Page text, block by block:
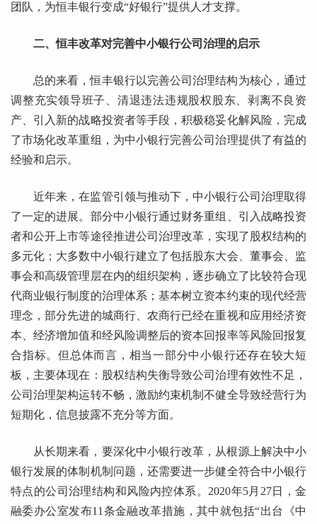
团队，为恒丰银行变成“好银行”提供人才支撑。
二、恒丰改革对完善中小银行公司治理的启示
总的来看，恒丰银行以完善公司治理结构为核心，通过
调整充实领导班子、清退违法违规股权股东、剥离不良资
产、引入新的战略投资者等手段，积极稳妥化解风险，完成
了市场化改革重组，为中小银行完善公司治理提供了有益的
经验和启示。
近年来，在监管引领与推动下，中小银行公司治理取得
了一定的进展。部分中小银行通过财务重组、引入战略投资
者和公开上市等途径推进公司治理改革，实现了股权结构的
多元化；大多数中小银行建立了包括股东大会、董事会、监
事会和高级管理层在内的组织架构，逐步确立了比较符合现
代商业银行制度的治理体系；基本树立资本约束的现代经营
理念，部分先进的城商行、农商行已经在重视和应用经济资
本、经济增加值和经风险调整后的资本回报率等风险回报复
合指标。但总体而言，相当一部分中小银行还存在较大短
板，主要体现在：股权结构失衡导致公司治理有效性不足，
公司治理架构运转不畅，激励约束机制不健全导致经营行为
短期化，信息披露不充分等方面。
从长期来看，要深化中小银行改革，从根源上解决中小
银行发展的体制机制问题，还需要进一步健全符合中小银行
特点的公司治理结构和风险内控体系。2020年5月27日，金
融委办公室发布11条金融改革措施，其中就包括“出台《中